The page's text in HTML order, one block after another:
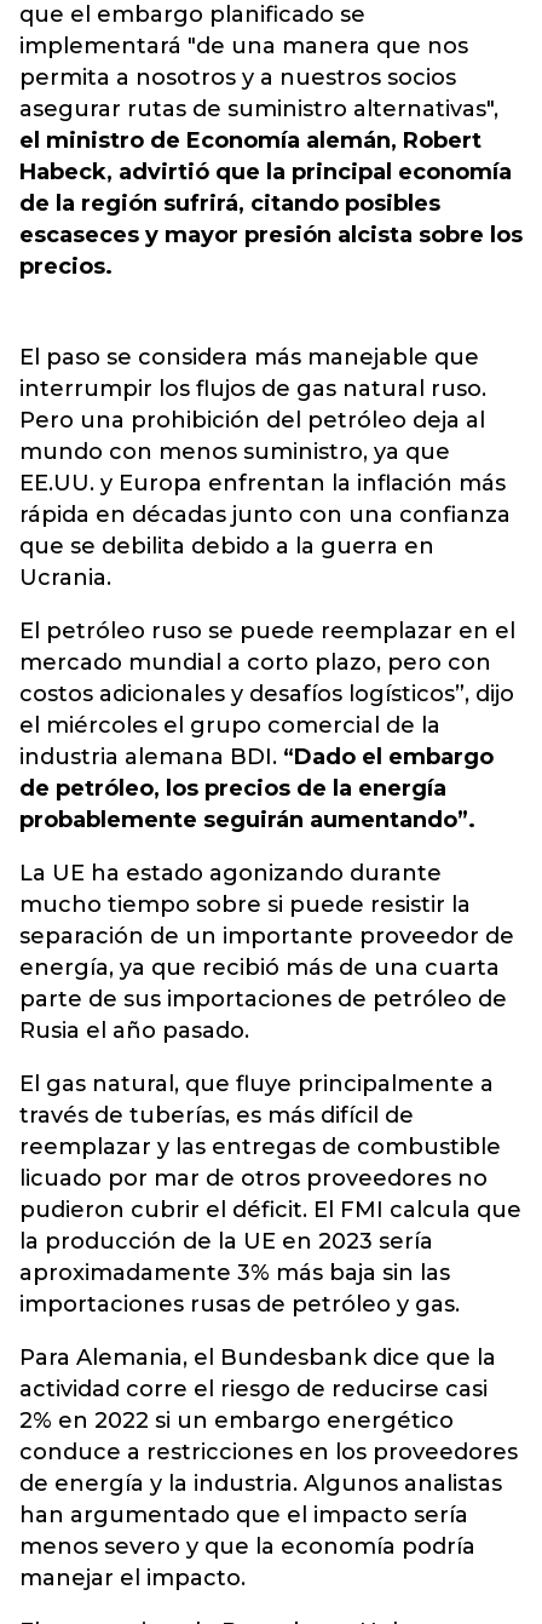
que el embargo planificado se
implementará "de una manera que nos
permita a nosotros y a nuestros socios
asegurar rutas de suministro alternativas",
el ministro de Economía alemán, Robert
Habeck, advirtió que la principal economía
de la región sufrirá, citando posibles
escaseces y mayor presión alcista sobre los
precios.
El paso se considera más manejable que
interrumpir los flujos de gas natural ruso.
Pero una prohibición del petróleo deja al
mundo con menos suministro, ya que
EE.UU. y Europa enfrentan la inflación más
rápida en décadas junto con una confianza
que se debilita debido a la guerra en
Ucrania.
El petróleo ruso se puede reemplazar en el
mercado mundial a corto plazo, pero con
costos adicionales y desafíos logísticos”, dijo
el miércoles el grupo comercial de la
industria alemana BDI. “Dado el embargo
de petróleo, los precios de la energía
probablemente seguirán aumentando”.
La UE ha estado agonizando durante
mucho tiempo sobre si puede resistir la
separación de un importante proveedor de
energía, ya que recibió más de una cuarta
parte de sus importaciones de petróleo de
Rusia el año pasado.
El gas natural, que fluye principalmente a
través de tuberías, es más difícil de
reemplazar y las entregas de combustible
licuado por mar de otros proveedores no
pudieron cubrir el déficit. El FMI calcula que
la producción de la UE en 2023 sería
aproximadamente 3% más baja sin las
importaciones rusas de petróleo y gas.
Para Alemania, el Bundesbank dice que la
actividad corre el riesgo de reducirse casi
2% en 2022 si un embargo energético
conduce a restricciones en los proveedores
de energía y la industria. Algunos analistas
han argumentado que el impacto sería
menos severo y que la economía podría
manejar el impacto.